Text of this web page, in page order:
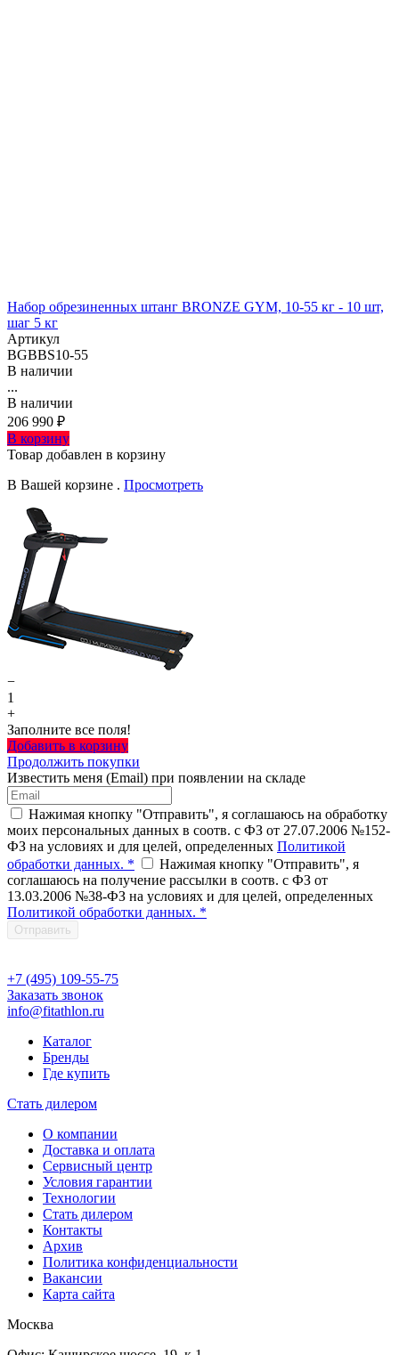
Набор обрезиненных штанг BRONZE GYM, 10-55 кг - 10 шт,
шаг 5 кг
Артикул
BGBBS10-55
В наличии
...
В наличии
206 990 ₽
В корзину
Товар добавлен в корзину
В Вашей корзине . Просмотреть
−
1
+
Заполните все поля!
Добавить в корзину
Продолжить покупки
Известить меня (Email) при появлении на складе
Нажимая кнопку "Отправить", я соглашаюсь на обработку
моих персональных данных в соотв. с ФЗ от 27.07.2006 №152-
ФЗ на условиях и для целей, определенных Политикой
обработки данных. *
Нажимая кнопку "Отправить", я
соглашаюсь на получение рассылки в соотв. с ФЗ от
13.03.2006 №38-ФЗ на условиях и для целей, определенных
Политикой обработки данных. *
Отправить
+7 (495) 109-55-75
Заказать звонок
info@fitathlon.ru
Каталог
Бренды
Где купить
Стать дилером
О компании
Доставка и оплата
Сервисный центр
Условия гарантии
Технологии
Стать дилером
Контакты
Архив
Политика конфиденциальности
Вакансии
Карта сайта
Москва